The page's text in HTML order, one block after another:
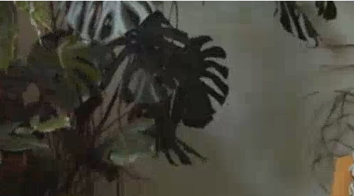
ללמוד אונליין
ללמוד
פרונטלי
כל יסודי תיכון השכלה גבוהה הפרעות קשב וריכוז